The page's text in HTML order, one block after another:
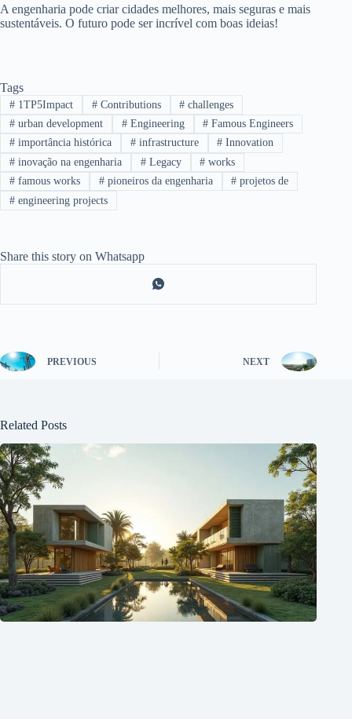
A engenharia pode criar cidades melhores, mais seguras e mais
sustentáveis. O futuro pode ser incrível com boas ideias!
Tags
#1TP5Impact #Contributions # challenges
#urban development #Engineering # Famous Engineers
#importância histórica #infrastructure # Innovation
#inovação na engenharia #Legacy # works
#famous works #pioneiros da engenharia # projetos de
#engineering projects
Share this story on Whatsapp
PREVIOUS NEXT
Related Posts